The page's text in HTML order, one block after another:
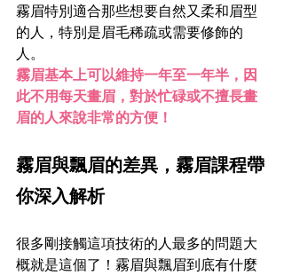
霧眉特別適合那些想要自然又柔和眉型
的人，特別是眉毛稀疏或需要修飾的
人。
霧眉基本上可以維持一年至一年半，因
此不用每天畫眉，對於忙碌或不擅長畫
眉的人來說非常的方便！
霧眉與飄眉的差異，霧眉課程帶
你深入解析
很多剛接觸這項技術的人最多的問題大
概就是這個了！霧眉與飄眉到底有什麼